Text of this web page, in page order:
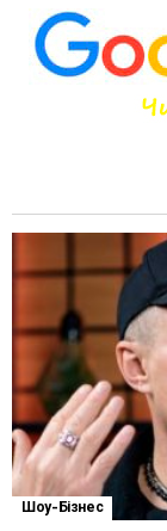
Шоу-Бізнес